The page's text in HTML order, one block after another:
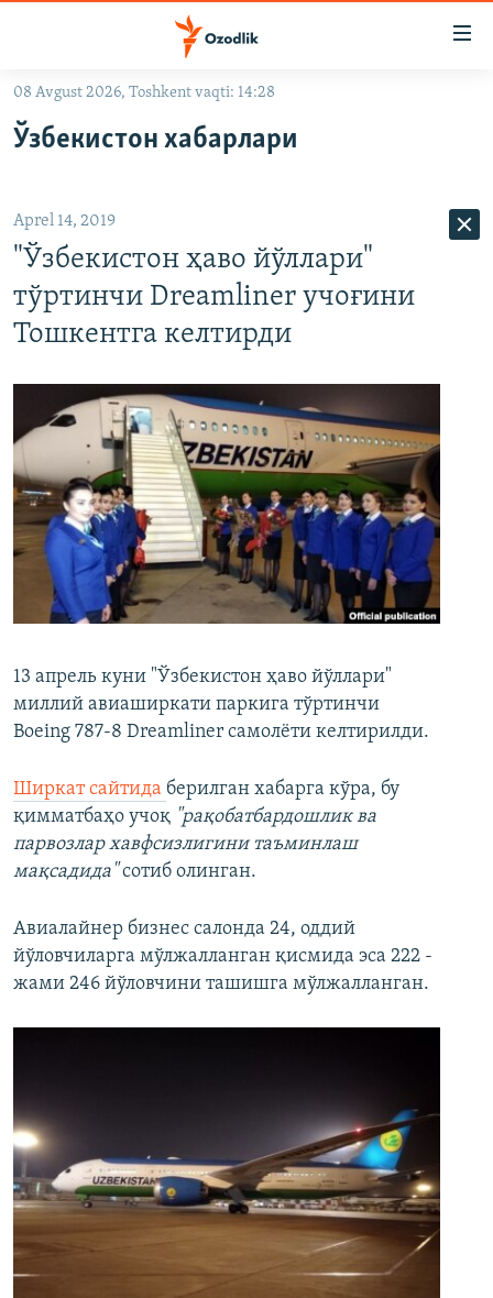
Асосий
Қидиришга
ўтинг
OZODLIK SURISHTIRUVLARI
На русском
ИЖТИМОИЙ ТАРМОҚЛАР
Озодлик бошқа тилларда
08 Avgust 2026, Toshkent vaqti: 14:28
Ўзбекистон хабарлари
Aprel 14, 2019
"Ўзбекистон ҳаво йўллари"
тўртинчи Dreamliner учоғини
Тошкентга келтирди
13 апрель куни "Ўзбекистон ҳаво йўллари"
миллий авиаширкати паркига тўртинчи
Boeing 787-8 Dreamliner самолёти келтирилди.
Ширкат сайтида берилган хабарга кўра, бу
қимматбаҳо учоқ "рақобатбардошлик ва
парвозлар хавфсизлигини таъминлаш
мақсадида"сотиб олинган.
Авиалайнер бизнес салонда 24, оддий
йўловчиларга мўлжалланган қисмида эса 222 -
жами 246 йўловчини ташишга мўлжалланган.